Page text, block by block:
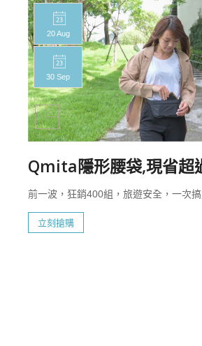
20 Aug
30 Sep
Qmita隱形腰袋,現省超
前一波，狂銷400組，旅遊安全，一次
立刻搶購